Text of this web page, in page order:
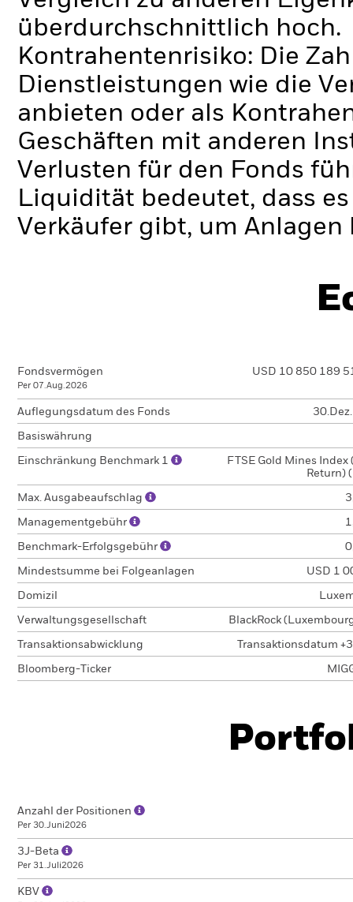
überdurchschnittlich hoch.
Kontrahentenrisiko: Die
Dienstleistungen wie die
anbieten oder als
Geschäften mit anderen
Verlusten für den Fonds
Liquidität bedeutet, dass
Verkäufer gibt, um
Fondsvermögen
Per 07.Aug.2026
USD 10 850 189
Auflegungsdatum des Fonds
Basiswährung
Einschränkung Benchmark 1
FTSE Gold Mines Index
Return)
Max. Ausgabeaufschlag
Managementgebühr
Benchmark-Erfolgsgebühr
Mindestsumme bei Folgeanlagen USD 1
Domizil
Verwaltungsgesellschaft BlackRock
Transaktionsabwicklung Transaktionsdatum
Bloomberg-Ticker
Anzahl der Positionen
Per 30.Juni2026
3J-Beta
Per 31.Juli2026
KBV